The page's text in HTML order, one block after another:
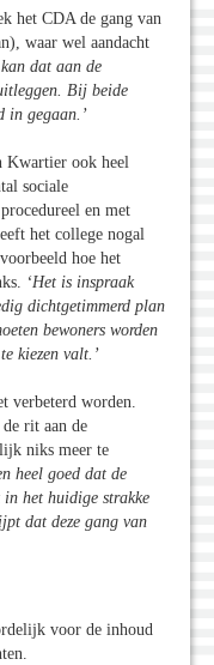
het CDA de gang van
waar wel aandacht
kan dat aan de
Bij beide
in gegaan.’
Kwartier ook heel
sociale
en met
het college nogal
hoe het
‘Het is inspraak
dichtgetimmerd plan
bewoners worden
kiezen valt.’
verbeterd worden.
rit aan de
niks meer te
heel goed dat de
het huidige strakke
dat deze gang van
voor de inhoud